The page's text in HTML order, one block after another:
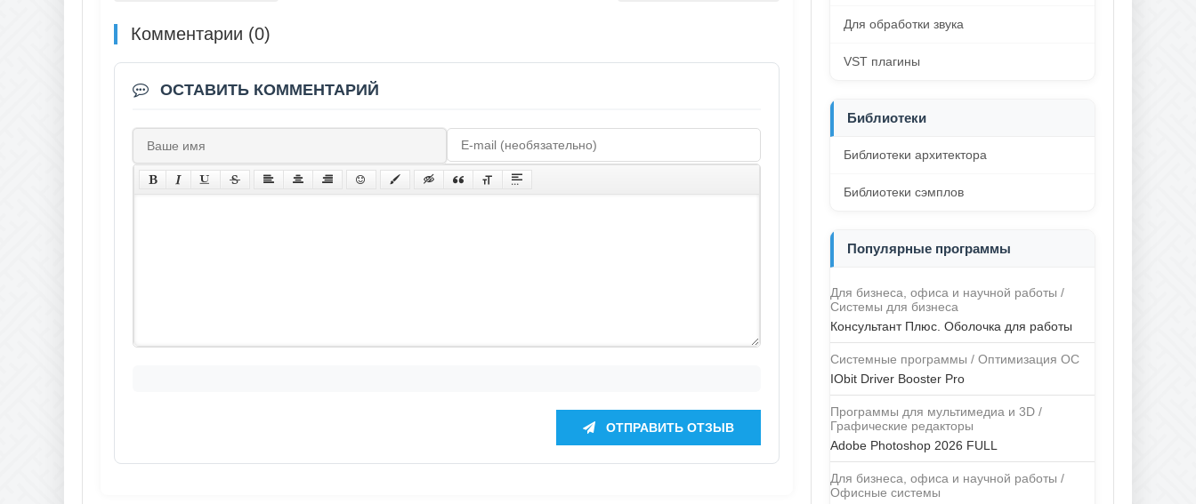
Комментарии (0)
ОСТАВИТЬ КОММЕНТАРИЙ
ОТПРАВИТЬ ОТЗЫВ
Для обработки звука
VST плагины
Библиотеки
Библиотеки архитектора
Библиотеки сэмплов
Популярные программы
Для бизнеса, офиса и научной работы /
Системы для бизнеса
Консультант Плюс. Оболочка для работы
Системные программы / Оптимизация ОС
IObit Driver Booster Pro
Программы для мультимедиа и 3D /
Графические редакторы
Adobe Photoshop 2026 FULL
Для бизнеса, офиса и научной работы /
Офисные системы